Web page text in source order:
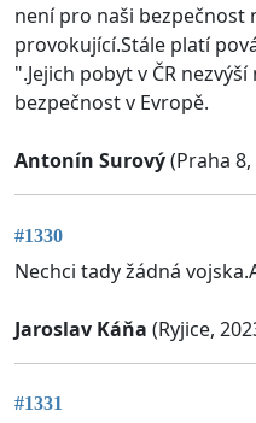
není pro naši bezpečnost
provokující.Stále platí
".Jejich pobyt v ČR
bezpečnost v Evropě.
Antonín Surový(Praha
#1330
Nechci tady žádná
Jaroslav Káňa (Ryjice,
#1331